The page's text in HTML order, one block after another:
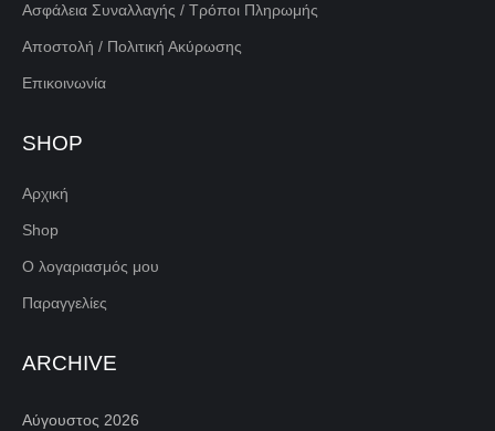
Ασφάλεια Συναλλαγής / Τρόποι Πληρωμής
Αποστολή / Πολιτική Ακύρωσης
Επικοινωνία
SHOP
Αρχική
Shop
Ο λογαριασμός μου
Παραγγελίες
ARCHIVE
Αύγουστος 2026